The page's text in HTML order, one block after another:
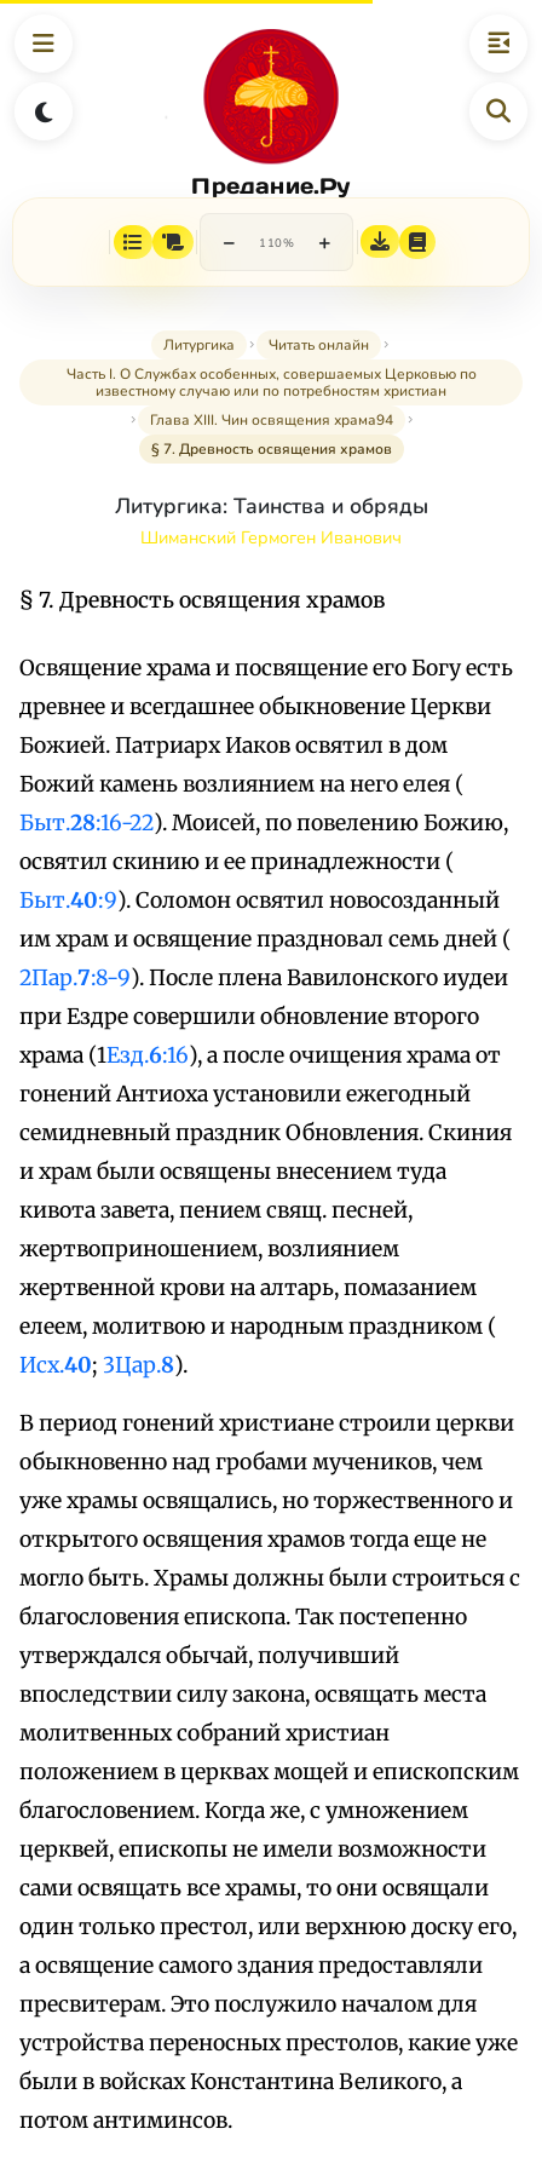
Предание.Ру
− 110% +
Литургика
Читать онлайн
Часть I. О Службах особенных, совершаемых Церковью по
известному случаю или по потребностям христиан
Глава XIII. Чин освящения храма94
§ 7. Древность освящения храмов
Литургика: Таинства и обряды
Шиманский Гермоген Иванович
§ 7. Древность освящения храмов
Освящение храма и посвящение его Богу есть
древнее и всегдашнее обыкновение Церкви
Божией. Патриарх Иаков освятил в дом
Божий камень возлиянием на него елея (
Быт.28:16-22). Моисей, по повелению Божию,
освятил скинию и ее принадлежности (
Быт.40:9). Соломон освятил новосозданный
им храм и освящение праздновал семь дней (
2Пар.7:8-9). После плена Вавилонского иудеи
при Ездре совершили обновление второго
храма (1Езд.6:16), а после очищения храма от
гонений Антиоха установили ежегодный
семидневный праздник Обновления. Скиния
и храм были освящены внесением туда
кивота завета, пением свящ. песней,
жертвоприношением, возлиянием
жертвенной крови на алтарь, помазанием
елеем, молитвою и народным праздником (
Исх.40; 3Цар.8).
В период гонений христиане строили церкви
обыкновенно над гробами мучеников, чем
уже храмы освящались, но торжественного и
открытого освящения храмов тогда еще не
могло быть. Храмы должны были строиться с
благословения епископа. Так постепенно
утверждался обычай, получивший
впоследствии силу закона, освящать места
молитвенных собраний христиан
положением в церквах мощей и епископским
благословением. Когда же, с умножением
церквей, епископы не имели возможности
сами освящать все храмы, то они освящали
один только престол, или верхнюю доску его,
а освящение самого здания предоставляли
пресвитерам. Это послужило началом для
устройства переносных престолов, какие уже
были в войсках Константина Великого, а
потом антиминсов.